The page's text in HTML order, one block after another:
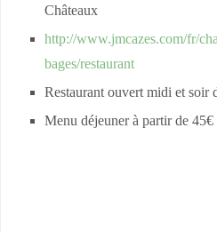
Châteaux
http://www.jmcazes.com/fr/
bages/restaurant
Restaurant ouvert midi et soir
Menu déjeuner à partir de